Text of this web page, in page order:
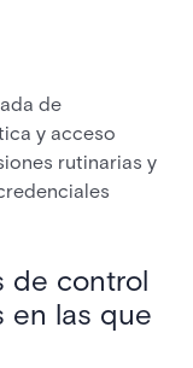
de
y acceso
rutinarias y
de control
en las que